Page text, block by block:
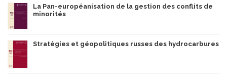
La Pan-européanisation de la gestion des conflits de
minorités
Stratégies et géopolitiques russes des hydrocarbures